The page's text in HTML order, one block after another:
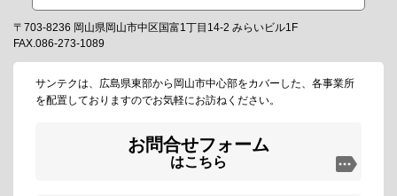
〒703-8236 岡山県岡山市中区国富1丁目14-2 みらいビル1F
FAX.086-273-1089
サンテクは、広島県東部から岡山市中心部をカバーした、各事業所
を配置しておりますのでお気軽にお訪ねください。
お問合せフォーム
はこちら